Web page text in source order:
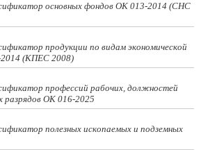
основных фондов ОК 013-2014 (СНС
продукции по видам экономической
(КПЕС 2008)
профессий рабочих, должностей
ОК 016-2025
полезных ископаемых и подземных